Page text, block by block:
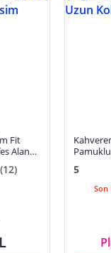
Fit
Alan
(12) 5
Son